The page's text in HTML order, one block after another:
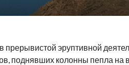
прерывистой эруптивной
поднявших колонны пепла